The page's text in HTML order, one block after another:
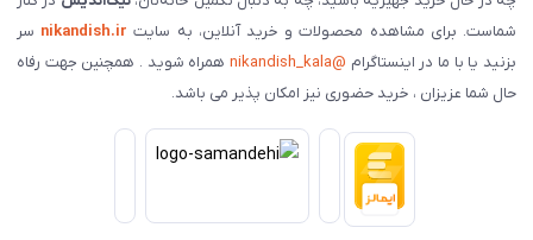
شماست. برای مشاهده محصولات و خرید آنلاین، به سایت nikandish.ir سر
بزنید یا با ما در اینستاگرام @nikandish_kala
همراه شوید . همچنین جهت رفاه
حال شما عزیزان ، خرید حضوری نیز امکان پذیر می باشد.